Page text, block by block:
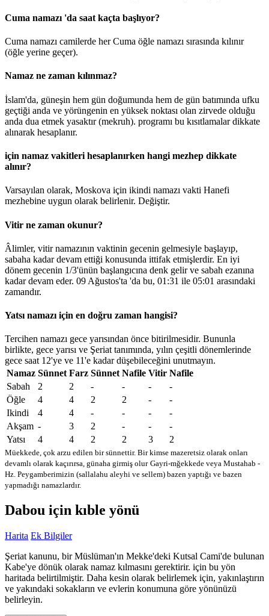
Cuma namazı 'da saat kaçta başlıyor?
Cuma namazı camilerde her Cuma öğle namazı sırasında kılınır
(öğle yerine geçer).
Namaz ne zaman kılınmaz?
İslam'da, güneşin hem gün doğumunda hem de gün batımında ufku
geçtiği anda ve yörüngenin en yüksek noktası olan zirvede olduğu
anda dua etmek yasaktır (mekruh). programı bu kısıtlamalar dikkate
alınarak hesaplanır.
için namaz vakitleri hesaplanırken hangi mezhep dikkate
alınır?
Varsayılan olarak, Moskova için ikindi namazı vakti Hanefi
mezhebine uygun olarak belirlenir. Değiştir.
Vitir ne zaman okunur?
Âlimler, vitir namazının vaktinin gecenin gelmesiyle başlayıp,
sabaha kadar devam ettiği konusunda ittifak etmişlerdir. En iyi
dönem gecenin 1/3'ünün başlangıcına denk gelir ve sabah ezanına
kadar devam eder. 09 Ağustos'ta 'da bu, 01:31 ile 05:01 arasındaki
zamandır.
Yatsı namazı için en doğru zaman hangisi?
Tercihen namazı gece yarısından önce bitirilmesidir. Bununla
birlikte, gece yarısı ve Şeriat tanımında, yılın çeşitli dönemlerinde
gece saat 12'ye ve 11'e kadar düşebileceğini unutmayın.
Namaz Sünnet Farz Sünnet Nafile Vitir Nafile
Sabah
2 2 - - -
-
Öğle
4 4 2 2 -
-
Ikindi
4 4 - - -
-
Akşam - 3 2 - -
-
Yatsı
4 4 2 2 3 2
Müekkede, çok arzu edilen bir sünnettir. Bir kimse mazeretsiz olarak onları
devamlı olarak kaçırırsa, günaha girmiş olur Gayri-mğekkede veya Mustahab -
Hz. Peygamberimizin (sallalahu aleyhi ve sellem) bazen yaptığı ve bazen
yapmadığı namazlardır.
Dabou için kıble yönü
Harita Ek Bilgiler
Şeriat kanunu, bir Müslüman'ın Mekke'deki Kutsal Cami'de bulunan
Kabe'ye dönük olarak namaz kılmasını gerektirir. için bu yön
haritada belirtilmiştir. Daha kesin olarak belirlemek için, yakınlaştırın
ve yakındaki sokakların ve evlerin konumuna göre yönünüzü
belirleyin.